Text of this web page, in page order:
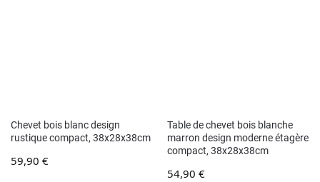
Chevet bois blanc design
rustique compact, 38x28x38cm
59,90 €
Table de chevet bois blanche
marron design moderne étagère
compact, 38x28x38cm
54,90 €